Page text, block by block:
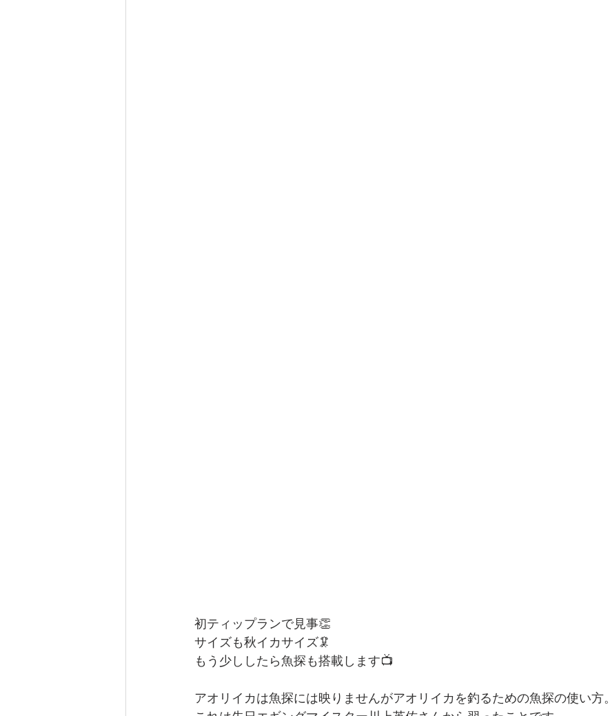
初ティップランで見事👏
サイズも秋イカサイズ🦑
もう少ししたら魚探も搭載します📺
アオリイカは魚探には映りませんがアオリイカを釣るための魚探の使い方。